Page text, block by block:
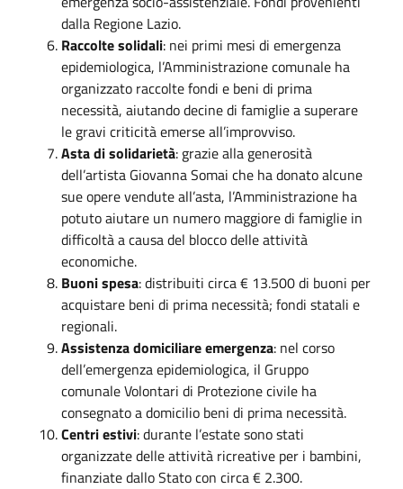
dalla Regione Lazio.
Raccolte solidali: nei primi mesi di emergenza
epidemiologica, l’Amministrazione comunale ha
organizzato raccolte fondi e beni di prima
necessità, aiutando decine di famiglie a superare
le gravi criticità emerse all’improvviso.
Asta di solidarietà: grazie alla generosità
dell’artista Giovanna Somai che ha donato alcune
sue opere vendute all’asta, l’Amministrazione ha
potuto aiutare un numero maggiore di famiglie in
difficoltà a causa del blocco delle attività
economiche.
Buoni spesa: distribuiti circa € 13.500 di buoni per
acquistare beni di prima necessità; fondi statali e
regionali.
Assistenza domiciliare emergenza: nel corso
dell’emergenza epidemiologica, il Gruppo
comunale Volontari di Protezione civile ha
consegnato a domicilio beni di prima necessità.
Centri estivi: durante l’estate sono stati
organizzate delle attività ricreative per i bambini,
finanziate dallo Stato con circa € 2.300.